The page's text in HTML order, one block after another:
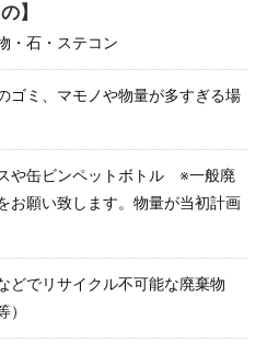
】
・石・ステコン
ゴミ、マモノや物量が多すぎる場
や缶ビンペットボトル ※一般廃
お願い致します。物量が当初計画
どでリサイクル不可能な廃棄物
）